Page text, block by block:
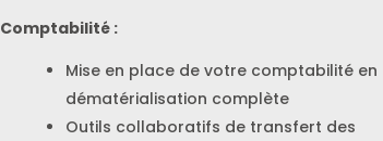
Comptabilité :
Mise en place de votre comptabilité en
dématérialisation complète
Outils collaboratifs de transfert des